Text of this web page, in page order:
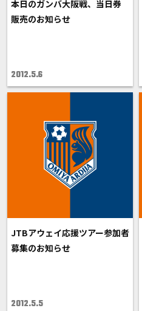
本日のガンバ大阪戦、当日券
販売のお知らせ
2012.5.6
JTBアウェイ応援ツアー参加者
募集のお知らせ
2012.5.5